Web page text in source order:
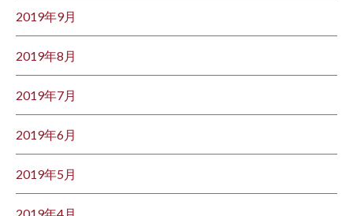
2019年9月
2019年8月
2019年7月
2019年6月
2019年5月